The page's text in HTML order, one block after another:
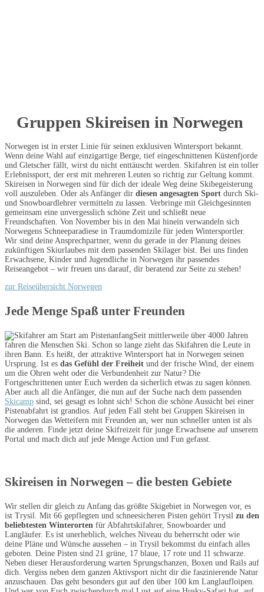
Gruppen Skireisen in Norwegen
Norwegen ist in erster Linie für seinen exklusiven Wintersport bekannt.
Wenn deine Wahl auf einzigartige Berge, tief eingeschnittenen Küstenfjorde
und Gletscher fällt, wirst du nicht enttäuscht werden. Skifahren ist ein toller
Erlebnissport, der erst mit mehreren Leuten so richtig zur Geltung kommt.
Skireisen in Norwegen sind für dich der ideale Weg deine Skibegeisterung
voll auszuleben. Oder als Anfänger dir diesen angesagten Sport durch Ski-
und Snowboardlehrer vermitteln zu lassen. Verbringe mit Gleichgesinnten
gemeinsam eine unvergesslich schöne Zeit und schließt neue
Freundschaften. Von November bis in den Mai hinein verwandeln sich
Norwegens Schneeparadiese in Traumdomizile für jeden Wintersportler.
Wir sind deine Ansprechpartner, wenn du gerade in der Planung deines
zukünftigen Skiurlaubes mit dem passenden Skilager bist. Bei uns finden
Erwachsene, Kinder und Jugendliche in Norwegen ihr passendes
Reiseangebot – wir freuen uns darauf, dir beratend zur Seite zu stehen!
zur Reiseübersicht Norwegen
Jede Menge Spaß unter Freunden
Seit mittlerweile über 4000 Jahren
fahren die Menschen Ski. Schon so lange zieht das Skifahren die Leute in
ihren Bann. Es heißt, der attraktive Wintersport hat in Norwegen seinen
Ursprung. Ist es das Gefühl der Freiheit und der frische Wind, der einem
um die Ohren weht oder die Verbundenheit zur Natur? Die
Fortgeschrittenen unter Euch werden da sicherlich etwas zu sagen können.
Aber auch all die Anfänger, die nun auf der Suche nach dem passenden
Skicamp sind, sei gesagt es lohnt sich! Schon die schöne Aussicht bei einer
Pistenabfahrt ist grandios. Auf jeden Fall steht bei Gruppen Skireisen in
Norwegen das Wetteifern mit Freunden an, wer nun schneller unten ist als
die anderen. Finde jetzt deine Skifreizeit für junge Erwachsene auf unserem
Portal und mach dich auf jede Menge Action und Fun gefasst.
Skireisen in Norwegen – die besten Gebiete
Wir stellen dir gleich zu Anfang das größte Skigebiet in Norwegen vor, es
ist Trysil. Mit 66 gepflegten und schneesicheren Pisten gehört Trysil zu den
beliebtesten Winterorten für Abfahrtskifahrer, Snowboarder und
Langläufer. Es ist unerheblich, welches Niveau du beherrscht oder wie
deine Pläne und Wünsche aussehen – in Trysil bekommst du einfach alles
geboten. Deine Pisten sind 21 grüne, 17 blaue, 17 rote und 11 schwarze.
Neben dieser Herausforderung warten Sprungschanzen, Boxen und Rails auf
dich. Vergiss neben dem ganzen Aktivsport nicht dir die faszinierende Natur
anzuschauen. Das geht besonders gut auf den über 100 km Langlaufloipen.